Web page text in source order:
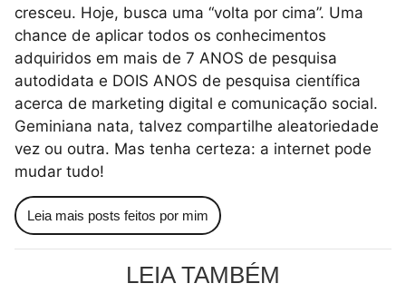
cresceu. Hoje, busca uma “volta por cima”. Uma
chance de aplicar todos os conhecimentos
adquiridos em mais de 7 ANOS de pesquisa
autodidata e DOIS ANOS de pesquisa científica
acerca de marketing digital e comunicação social.
Geminiana nata, talvez compartilhe aleatoriedade
vez ou outra. Mas tenha certeza: a internet pode
mudar tudo!
Leia mais posts feitos por mim
LEIA TAMBÉM